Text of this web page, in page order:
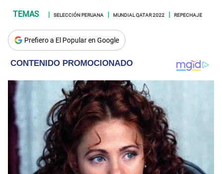
SELECCIÓN PERUANA MUNDIAL QATAR 2022 REPECHAJE
Prefiero a El Popular en Google